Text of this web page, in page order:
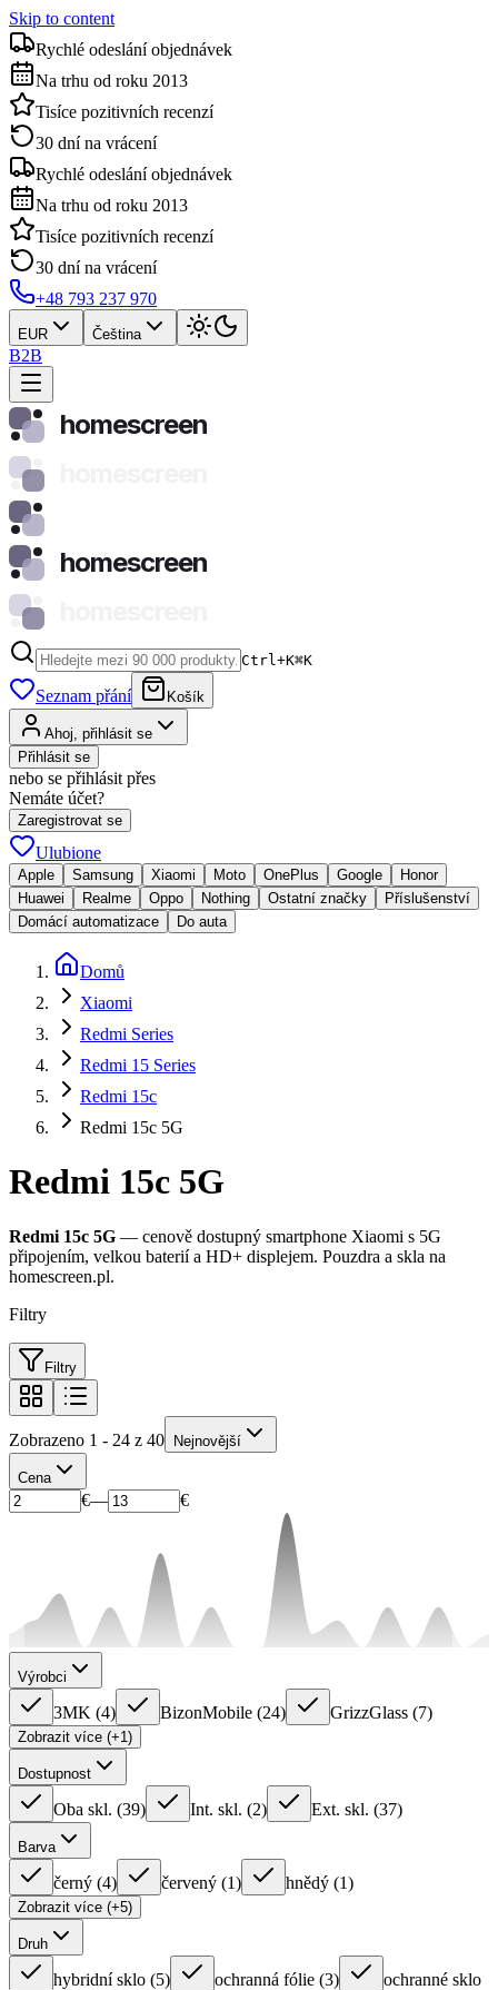
Skip to content
Rychlé odeslání objednávek
Na trhu od roku 2013
Tisíce pozitivních recenzí
30 dní na vrácení
Rychlé odeslání objednávek
Na trhu od roku 2013
Tisíce pozitivních recenzí
30 dní na vrácení
+48 793 237 970
EUR Čeština
B2B
homescreen
homescreen
Ctrl+K⌘K
Seznam přání Košík
Ahoj, přihlásit se
Přihlásit se
nebo se přihlásit přes
Nemáte účet?
Zaregistrovat se
Ulubione
Apple Samsung Xiaomi Moto OnePlus Google
Honor
Huawei
Realme Oppo Nothing Ostatní značky
Příslušenství
Domácí automatizace
Do auta
Domů
Xiaomi
Redmi Series
Redmi 15 Series
Redmi 15c
Redmi 15c 5G
Redmi 15c 5G
Redmi 15c 5G — cenově dostupný smartphone Xiaomi s 5G
připojením, velkou baterií a HD+ displejem. Pouzdra a skla na
homescreen.pl.
Filtry
Filtry
Zobrazeno 1 - 24 z 40 Nejnovější
Cena
€— €
Výrobci
3MK (4) BizonMobile (24) GrizzGlass (7)
Zobrazit více (+1)
Dostupnost
Oba skl. (39) Int. skl. (2) Ext. skl. (37)
Barva
černý (4) červený (1) hnědý (1)
Zobrazit více (+5)
Druh
hybridní sklo (5) ochranná fólie (3)
ochranné sklo